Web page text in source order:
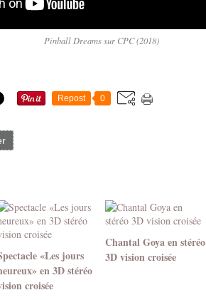
Pinball Dreams sur CPC (2018)
Repost 0
«Les jours
en 3D stéréo
croisée
Chantal Goya en stéréo
3D vision croisée